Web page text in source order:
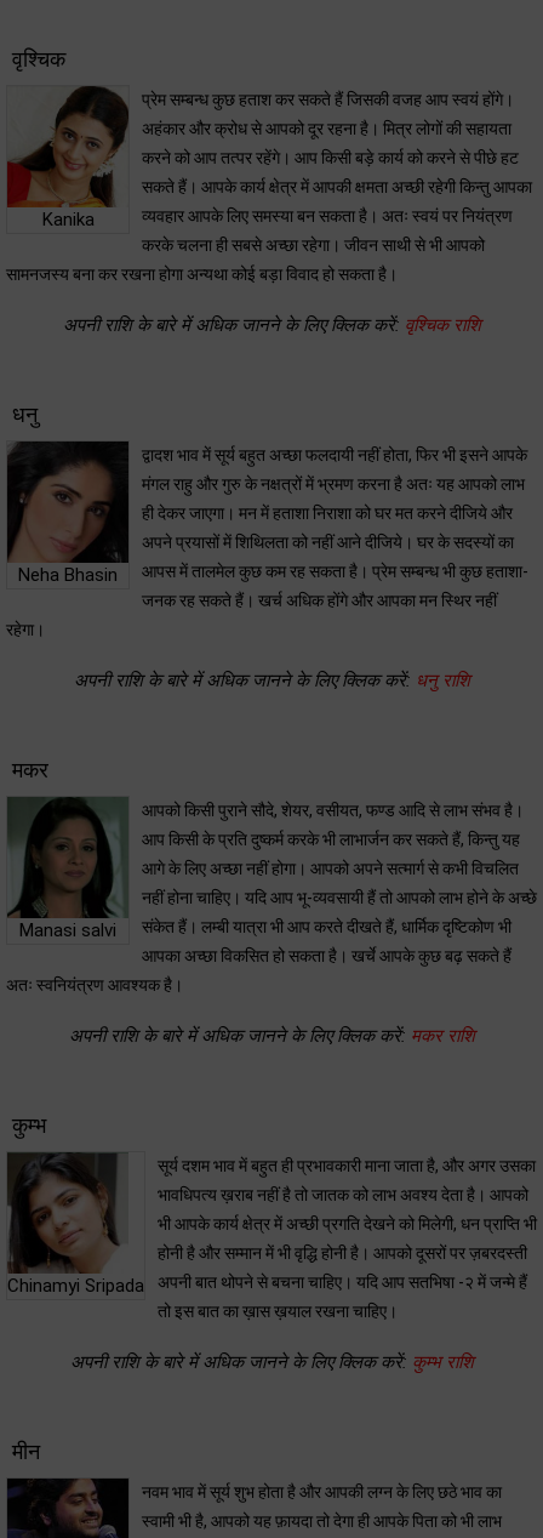
वृश्चिक
Kanika
प्रेम सम्बन्ध कुछ हताश कर सकते हैं जिसकी वजह आप स्वयं होंगे।
अहंकार और क्रोध से आपको दूर रहना है। मित्र लोगों की सहायता
करने को आप तत्पर रहेंगे। आप किसी बड़े कार्य को करने से पीछे हट
सकते हैं। आपके कार्य क्षेत्र में आपकी क्षमता अच्छी रहेगी किन्तु आपका
व्यवहार आपके लिए समस्या बन सकता है। अतः स्वयं पर नियंत्रण
करके चलना ही सबसे अच्छा रहेगा। जीवन साथी से भी आपको
सामनजस्य बना कर रखना होगा अन्यथा कोई बड़ा विवाद हो सकता है।
अपनी राशि के बारे में अधिक जानने के लिए क्लिक करें: वृश्चिक राशि
धनु
Neha Bhasin
द्वादश भाव में सूर्य बहुत अच्छा फलदायी नहीं होता, फिर भी इसने आपके
मंगल राहु और गुरु के नक्षत्रों में भ्रमण करना है अतः यह आपको लाभ
ही देकर जाएगा। मन में हताशा निराशा को घर मत करने दीजिये और
अपने प्रयासों में शिथिलता को नहीं आने दीजिये। घर के सदस्यों का
आपस में तालमेल कुछ कम रह सकता है। प्रेम सम्बन्ध भी कुछ हताशा-
जनक रह सकते हैं। खर्च अधिक होंगे और आपका मन स्थिर नहीं
रहेगा।
अपनी राशि के बारे में अधिक जानने के लिए क्लिक करें: धनु राशि
मकर
Manasi salvi
आपको किसी पुराने सौदे, शेयर, वसीयत, फण्ड आदि से लाभ संभव है।
आप किसी के प्रति दुष्कर्म करके भी लाभार्जन कर सकते हैं, किन्तु यह
आगे के लिए अच्छा नहीं होगा। आपको अपने सत्मार्ग से कभी विचलित
नहीं होना चाहिए। यदि आप भू-व्यवसायी हैं तो आपको लाभ होने के अच्छे
संकेत हैं। लम्बी यात्रा भी आप करते दीखते हैं, धार्मिक दृष्टिकोण भी
आपका अच्छा विकसित हो सकता है। खर्चे आपके कुछ बढ़ सकते हैं
अतः स्वनियंत्रण आवश्यक है।
अपनी राशि के बारे में अधिक जानने के लिए क्लिक करें: मकर राशि
कुम्भ
Chinamyi Sripada
सूर्य दशम भाव में बहुत ही प्रभावकारी माना जाता है, और अगर उसका
भावधिपत्य ख़राब नहीं है तो जातक को लाभ अवश्य देता है। आपको
भी आपके कार्य क्षेत्र में अच्छी प्रगति देखने को मिलेगी, धन प्राप्ति भी
होनी है और सम्मान में भी वृद्धि होनी है। आपको दूसरों पर ज़बरदस्ती
अपनी बात थोपने से बचना चाहिए। यदि आप सतभिषा -२ में जन्मे हैं
तो इस बात का ख़ास ख़याल रखना चाहिए।
अपनी राशि के बारे में अधिक जानने के लिए क्लिक करें: कुम्भ राशि
मीन
नवम भाव में सूर्य शुभ होता है और आपकी लग्न के लिए छठे भाव का
स्वामी भी है, आपको यह फ़ायदा तो देगा ही आपके पिता को भी लाभ